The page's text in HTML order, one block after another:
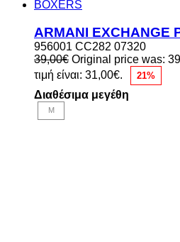
956001 CC282 07320
39,00€ Original price was:
τιμή είναι: 31,00€.
21%
Διαθέσιμα μεγέθη
M